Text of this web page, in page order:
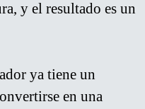
y el resultado es un
ya tiene un
en una